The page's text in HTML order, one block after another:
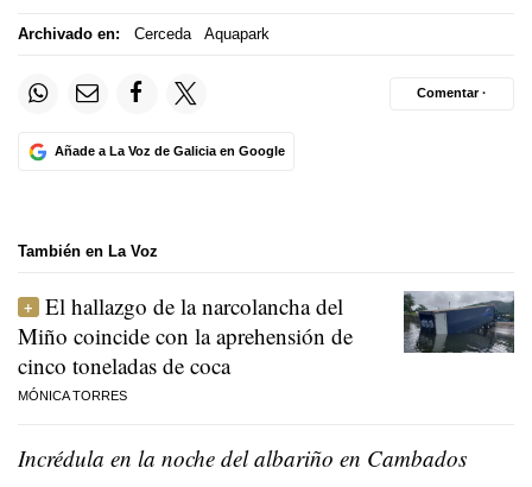
Archivado en: Cerceda Aquapark
Añade a La Voz de Galicia en Google
Comentar ·
También en La Voz
El hallazgo de la narcolancha del
Miño coincide con la aprehensión de
cinco toneladas de coca
MÓNICA TORRES
Incrédula en la noche del albariño en Cambados